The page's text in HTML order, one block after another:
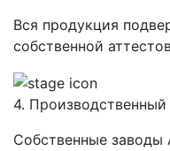
Вся продукция
собственной
4. Производственный
Собственные заводы